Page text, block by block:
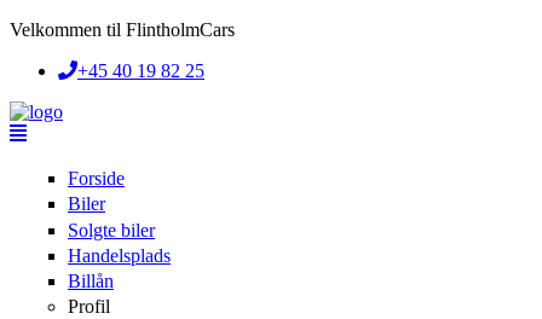
Skip to main content
Velkommen til FlintholmCars
+45 40 19 82 25
Forside
Biler
Solgte biler
Handelsplads
Billån
Profil